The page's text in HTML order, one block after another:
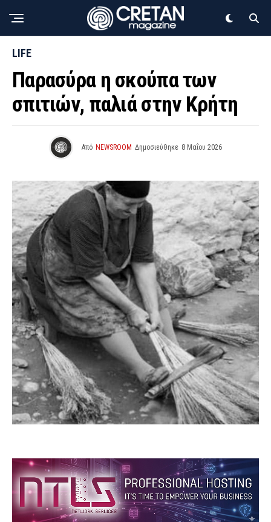
LIFE
Παρασύρα η σκούπα των
σπιτιών, παλιά στην Κρήτη
Από NEWSROOM Δημοσιεύθηκε 8 Μαΐου 2026